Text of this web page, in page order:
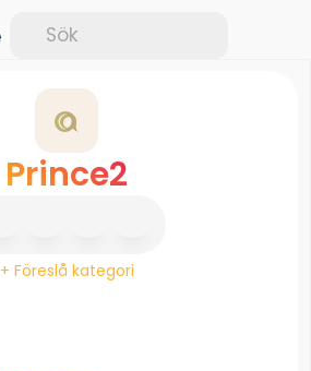
Prince2
+ Föreslå kategori